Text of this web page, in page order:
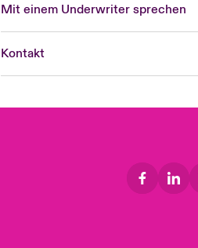
Mit einem Underwriter sprechen
Kontakt